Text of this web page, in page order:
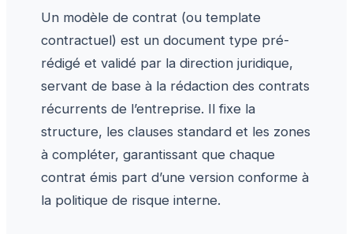
Un modèle de contrat (ou template
contractuel) est un document type pré-
rédigé et validé par la direction juridique,
servant de base à la rédaction des contrats
récurrents de l’entreprise. Il fixe la
structure, les clauses standard et les zones
à compléter, garantissant que chaque
contrat émis part d’une version conforme à
la politique de risque interne.